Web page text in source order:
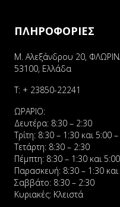
ΠΛΗΡΟΦΟΡΙΕΣ
Μ. Αλεξάνδρου 20,
53100, Ελλάδα
Τ: + 23850-22241
ΩΡΑΡΙΟ:
Δευτέρα: 8:30 – 2:30
Τρίτη: 8:30 – 1:30 και 5:00
Τετάρτη: 8:30 – 2:30
Πέμπτη: 8:30 – 1:30 και
Παρασκευή: 8:30 – 1:30
Σαββάτο: 8:30 – 2:30
Κυριακές: Κλειστά